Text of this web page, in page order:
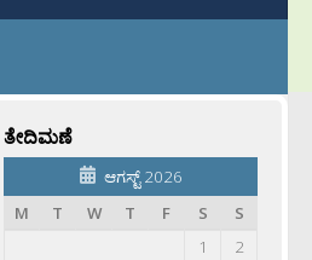
ತೇದಿಮಣೆ
ಆಗಸ್ಟ್ 2026
M
T W T F S
S
1
2